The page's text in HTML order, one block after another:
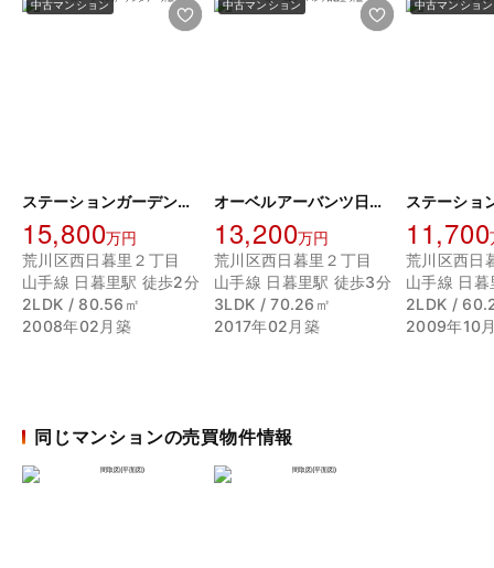
中古マンション
ステーションガーデンタワー
15,800万円
荒川区西日暮里２丁目
山手線 日暮里駅 徒歩2分
2LDK / 80.56㎡
2008年02月築
中古マンション
オーベルアーバンツ日暮里
13,200万円
荒川区西日暮里２丁目
山手線 日暮里駅 徒歩3分
3LDK / 70.26㎡
2017年02月築
中古マンション
11,700
荒川区西日
山手線 日
2LDK /
2009年10
同じマンションの売買物件情報